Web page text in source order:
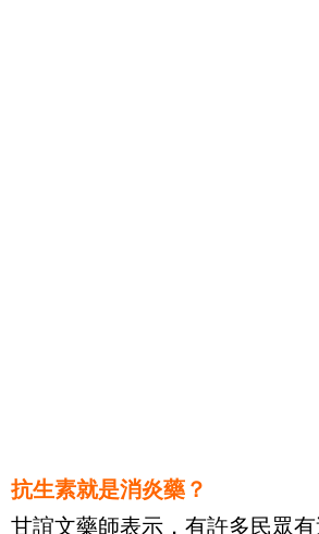
抗生素就是消炎藥？
甘誼文藥師表示，有許多民眾